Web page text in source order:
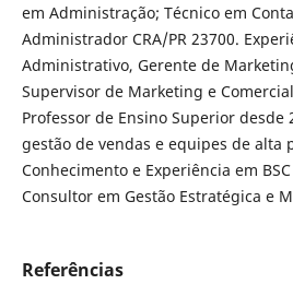
em Administração; Técnico em
Administrador CRA/PR 23700.
Administrativo, Gerente de
Supervisor de Marketing e
Professor de Ensino Superior desde
gestão de vendas e equipes de alta
Conhecimento e Experiência em
Consultor em Gestão Estratégica e
Referências